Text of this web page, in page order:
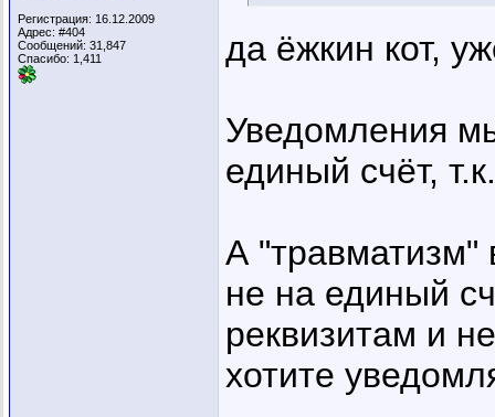
Регистрация: 16.12.2009
Адрес: #404
Сообщений: 31,847
Спасибо: 1,411
да ёжкин кот,
Уведомления
единый счёт,
А "травматизм"
не на единый
реквизитам и
хотите